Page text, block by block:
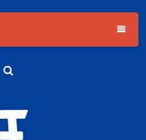
支部連合会